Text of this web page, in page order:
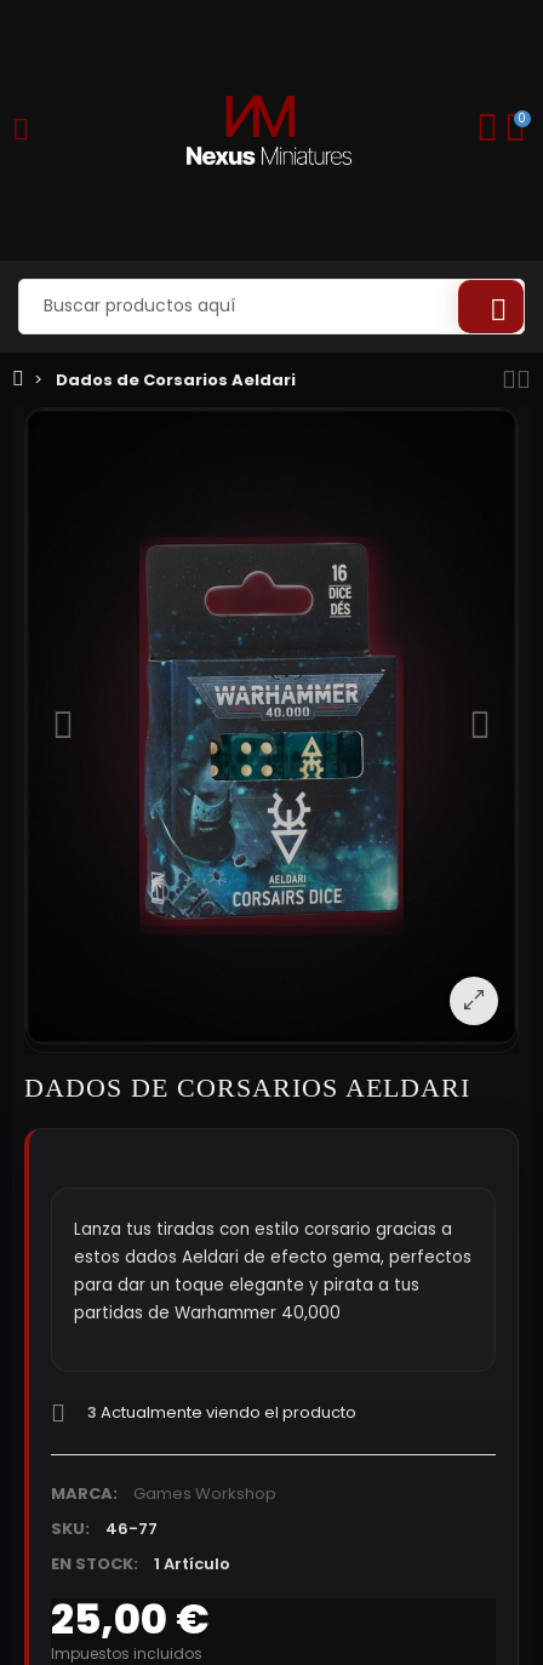
0
Dados de Corsarios Aeldari
DADOS DE CORSARIOS AELDARI
Lanza tus tiradas con estilo corsario gracias a
estos dados Aeldari de efecto gema, perfectos
para dar un toque elegante y pirata a tus
partidas de Warhammer 40,000
3 Actualmente viendo el producto
MARCA:
Games Workshop
SKU:
46-77
EN STOCK:
1 Artículo
25,00 €
Impuestos incluidos